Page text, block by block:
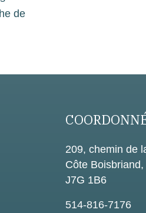
de
209, chemin de
Côte
J7G 1B6
514-816-7176